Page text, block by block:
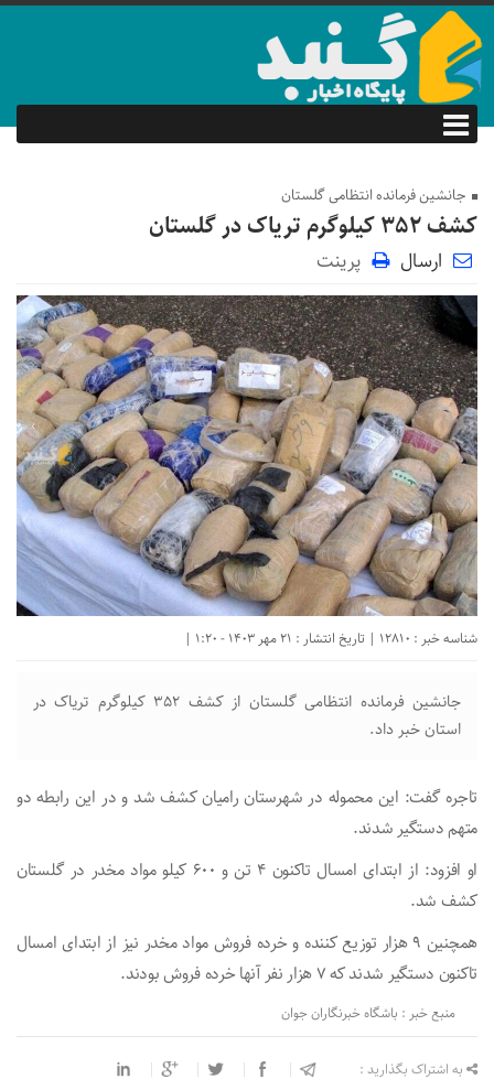
جانشین فرمانده انتظامی گلستان
کشف ۳۵۲ کیلوگرم تریاک در گلستان
ارسال پرینت
شناسه خبر : 12810 | تاریخ انتشار : 21 مهر 1403 - 1:20 |
جانشین فرمانده انتظامی گلستان از کشف ۳۵۲ کیلوگرم تریاک در
استان خبر داد.
تاجره گفت: این محموله در شهرستان رامیان کشف شد و در این رابطه دو
متهم دستگیر شدند.
او افزود: از ابتدای امسال تاکنون ۴ تن و ۶۰۰ کیلو مواد مخدر در گلستان
کشف شد.
همچنین ۹ هزار توزیع کننده و خرده فروش مواد مخدر نیز از ابتدای امسال
تاکنون دستگیر شدند که ۷ هزار نفر آنها خرده فروش بودند.
منبع خبر : باشگاه خبرنگاران جوان
به اشتراک بگذارید :